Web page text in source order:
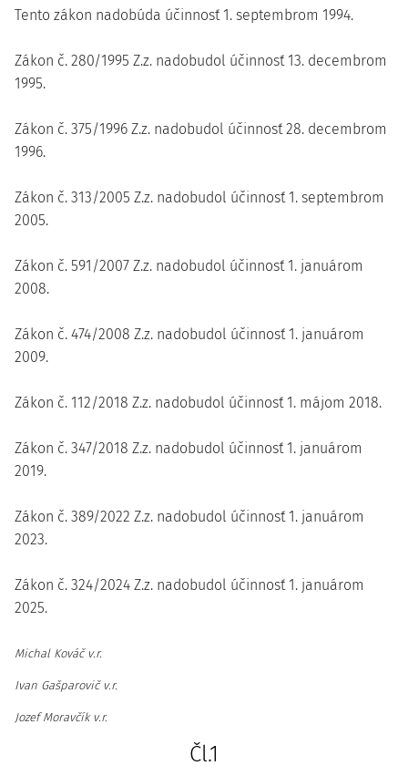
Tento zákon nadobúda účinnosť 1. septembrom 1994.
Zákon č. 280/1995 Z.z. nadobudol účinnosť 13. decembrom
1995.
Zákon č. 375/1996 Z.z. nadobudol účinnosť 28. decembrom
1996.
Zákon č. 313/2005 Z.z. nadobudol účinnosť 1. septembrom
2005.
Zákon č. 591/2007 Z.z. nadobudol účinnosť 1. januárom
2008.
Zákon č. 474/2008 Z.z. nadobudol účinnosť 1. januárom
2009.
Zákon č. 112/2018 Z.z. nadobudol účinnosť 1. májom 2018.
Zákon č. 347/2018 Z.z. nadobudol účinnosť 1. januárom
2019.
Zákon č. 389/2022 Z.z. nadobudol účinnosť 1. januárom
2023.
Zákon č. 324/2024 Z.z. nadobudol účinnosť 1. januárom
2025.
Michal Kováč v.r.
Ivan Gašparovič v.r.
Jozef Moravčík v.r.
Čl.1